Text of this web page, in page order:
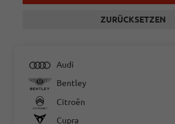
ZURÜCKSETZEN
Audi
Bentley
Citroën
Cupra